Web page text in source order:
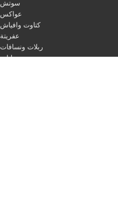
سوتش
عواكس
كتاوت وافياش
عفريتة
ربلات ونسافات
ليات